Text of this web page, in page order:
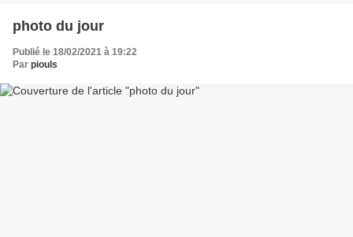
photo du jour
Publié le 18/02/2021 à 19:22
Par piouls